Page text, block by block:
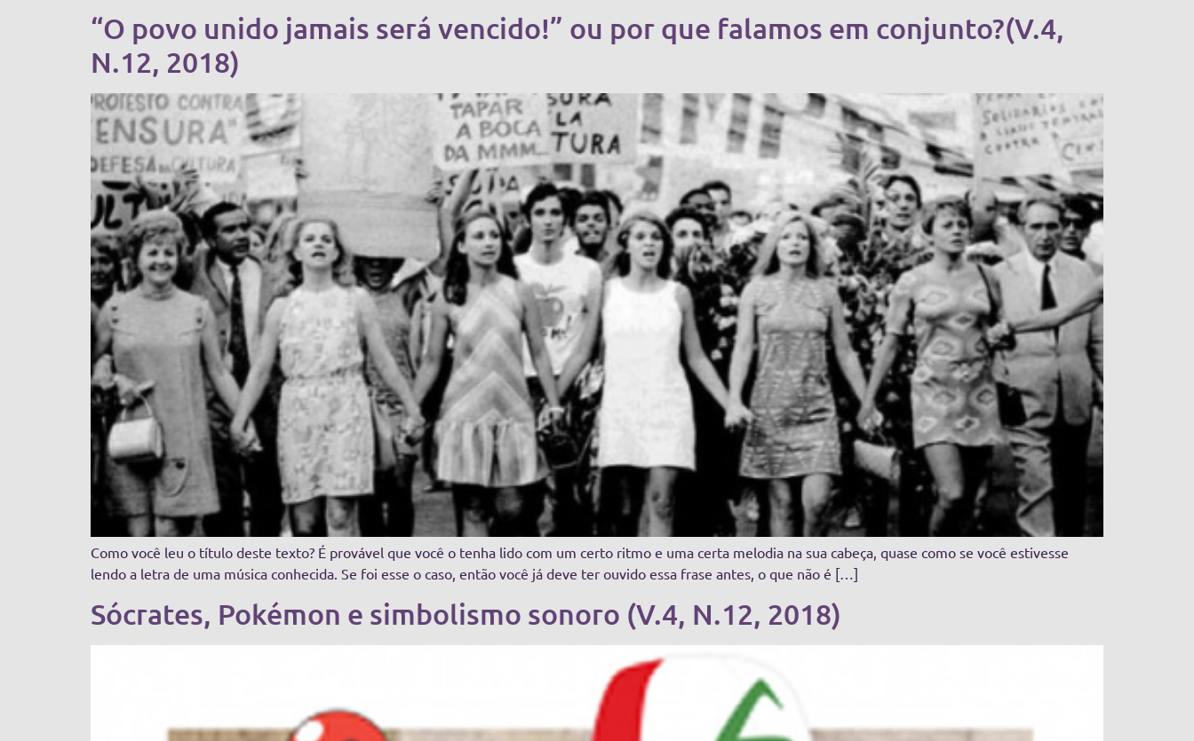
“O povo unido jamais será vencido!” ou por que falamos em conjunto?(V.4,
N.12, 2018)
Como você leu o título deste texto? É provável que você o tenha lido com um certo ritmo e uma certa melodia na sua cabeça, quase como se você estivesse
lendo a letra de uma música conhecida. Se foi esse o caso, então você já deve ter ouvido essa frase antes, o que não é […]
Sócrates, Pokémon e simbolismo sonoro (V.4, N.12, 2018)